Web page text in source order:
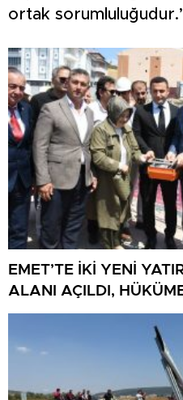
ortak
EMET’TE İKİ YENİ
ALANI AÇILDI,
ATILDI